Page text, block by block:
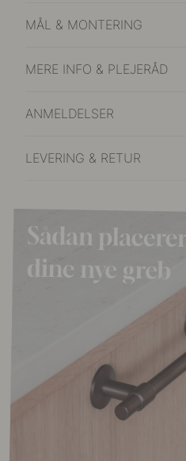
MÅL & MONTERING
MERE INFO & PLEJERÅD
ANMELDELSER
LEVERING & RETUR